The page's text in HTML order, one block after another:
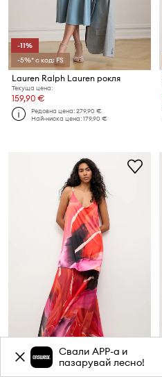
-11%
-5%* с код: FS
Lauren Ralph Lauren рокля
Текуща цена:
159,90 €
Редовна цена:279,90 €
Най-ниска цена:179,90 €
Answear.LAB лятна рокля
Свали APP-a и
пазарувай лесно!